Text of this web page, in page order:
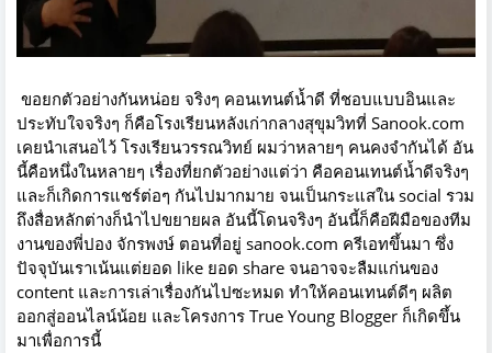
ขอยกตัวอย่างกันหน่อย จริงๆ คอนเทนต์น้ำดี ที่ชอบแบบอินและ
ประทับใจจริงๆ ก็คือโรงเรียนหลังเก่ากลางสุขุมวิทที่ Sanook.com
เคยนำเสนอไว้ โรงเรียนวรรณวิทย์ ผมว่าหลายๆ คนคงจำกันได้ อัน
นี้คือหนึ่งในหลายๆ เรื่องที่ยกตัวอย่างแต่ว่า คือคอนเทนต์น้ำดีจริงๆ
และก็เกิดการแชร์ต่อๆ กันไปมากมาย จนเป็นกระแสใน social รวม
ถึงสื่อหลักต่างก็นำไปขยายผล อันนี้โดนจริงๆ อันนี้ก็คือฝีมือของทีม
งานของพี่ปอง จักรพงษ์ ตอนที่อยู่ sanook.com ครีเอทขึ้นมา ซึ่ง
ปัจจุบันเราเน้นแต่ยอด like ยอด share จนอาจจะลืมแก่นของ
content และการเล่าเรื่องกันไปซะหมด ทำให้คอนเทนต์ดีๆ ผลิต
ออกสู่ออนไลน์น้อย และโครงการ True Young Blogger ก็เกิดขึ้น
มาเพื่อการนี้